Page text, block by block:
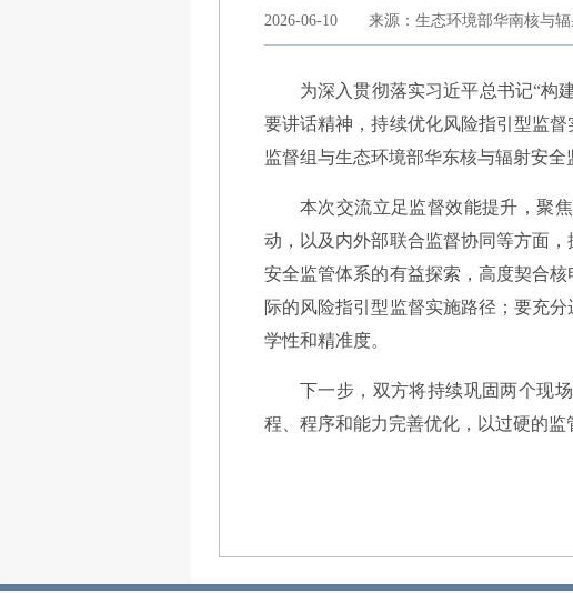
2026-06-10 来源：生态环境部华南核与
为深入贯彻落实习近平总书记“构
要讲话精神，持续优化风险指引型监
监督组与生态环境部华东核与辐射安
本次交流立足监督效能提升，聚
动，以及内外部联合监督协同等方面
安全监管体系的有益探索，高度契合
际的风险指引型监督实施路径；要充
学性和精准度。
下一步，双方将持续巩固两个现
程、程序和能力完善优化，以过硬的